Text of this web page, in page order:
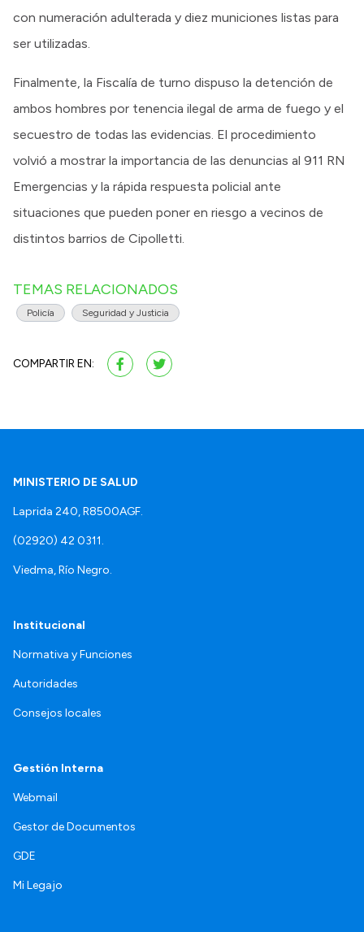
con numeración adulterada y diez municiones listas para
ser utilizadas.
Finalmente, la Fiscalía de turno dispuso la detención de
ambos hombres por tenencia ilegal de arma de fuego y el
secuestro de todas las evidencias. El procedimiento
volvió a mostrar la importancia de las denuncias al 911 RN
Emergencias y la rápida respuesta policial ante
situaciones que pueden poner en riesgo a vecinos de
distintos barrios de Cipolletti.
TEMAS RELACIONADOS
Policía Seguridad y Justicia
COMPARTIR EN:
MINISTERIO DE SALUD
Laprida 240, R8500AGF.
(02920) 42 0311.
Viedma, Río Negro.
Institucional
Normativa y Funciones
Autoridades
Consejos locales
Gestión Interna
Webmail
Gestor de Documentos
GDE
Mi Legajo